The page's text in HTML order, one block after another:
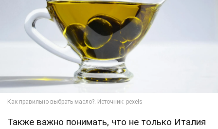
Также важно понимать, что не только Италия